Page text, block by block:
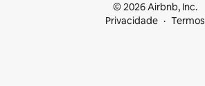
© 2026 Airbnb, Inc.
Privacidade
Termos